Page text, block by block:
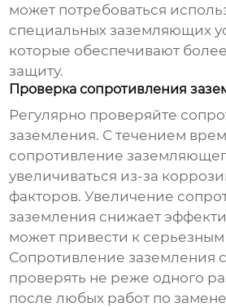
может потребоваться
специальных заземляющих
которые обеспечивают
защиту.
Проверка сопротивления
Регулярно проверяйте
заземления. С течением
сопротивление
увеличиваться из-за
факторов. Увеличение
заземления снижает
может привести к
Сопротивление заземления
проверять не реже одного
после любых работ по